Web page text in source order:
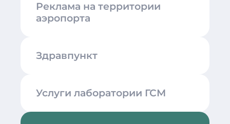
Реклама на территории
аэропорта
Здравпункт
Услуги лаборатории ГСМ